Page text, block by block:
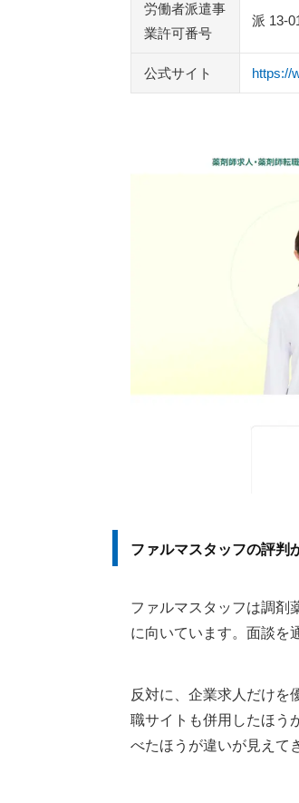
執筆者・監修者の
労働者派遣事
業許可番号
派 13-
公式サイト https://
ファルマスタッフの評判
ファルマスタッフは調剤
に向いています。面談を
反対に、企業求人だけを
職サイトも併用したほう
べたほうが違いが見えて